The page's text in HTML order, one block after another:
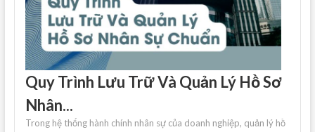
Quy Trình Lưu Trữ Và Quản Lý Hồ Sơ
Nhân...
Trong hệ thống hành chính nhân sự của doanh nghiệp, quản lý hồ